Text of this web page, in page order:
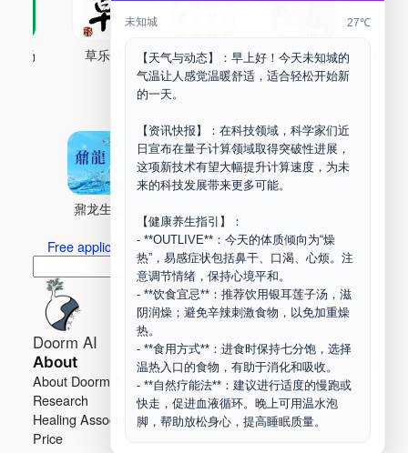
未知城 27℃
【天气与动态】：早上好！今天未知城的
气温让人感觉温暖舒适，适合轻松开始新
的一天。
【资讯快报】：在科技领域，科学家们近
日宣布在量子计算领域取得突破性进展，
这项新技术有望大幅提升计算速度，为未
来的科技发展带来更多可能。
【健康养生指引】：
- **OUTLIVE**：今天的体质倾向为“燥
热”，易感症状包括鼻干、口渴、心烦。注
意调节情绪，保持心境平和。
- **饮食宜忌**：推荐饮用银耳莲子汤，滋
阴润燥；避免辛辣刺激食物，以免加重燥
热。
- **食用方式**：进食时保持七分饱，选择
温热入口的食物，有助于消化和吸收。
- **自然疗能法**：建议进行适度的慢跑或
快走，促进血液循环。晚上可用温水泡
脚，帮助放松身心，提高睡眠质量。
药场 草乐村 中药剂合成 DOORM
Maker Space
鼐龙生物
Free application for “Healing Association Membership”
索
Search
Doorm AI
About
About Doorm AI
Research
Healing Association
Price
Learn more
Privacy
Terms
Contact us